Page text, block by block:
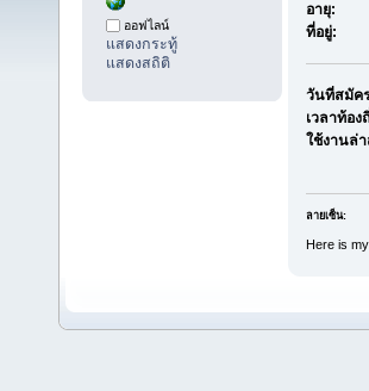
ออฟไลน์
แสดงกระทู้
แสดงสถิติ
อายุ:
ที่อยู่:
วันที่สมัค
เวลาท้อง
ใช้งานล่
ลายเซ็น:
Here is